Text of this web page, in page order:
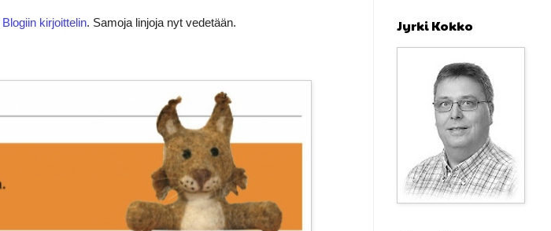
Blogiin kirjoittelin. Samoja linjoja nyt vedetään. Jyrki Kokko